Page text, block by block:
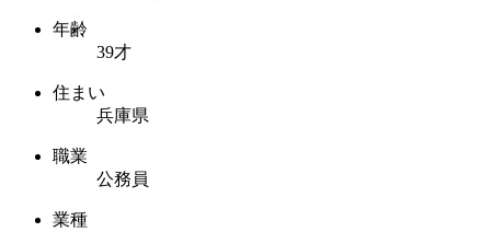
年齢
39才
住まい
兵庫県
職業
公務員
業種